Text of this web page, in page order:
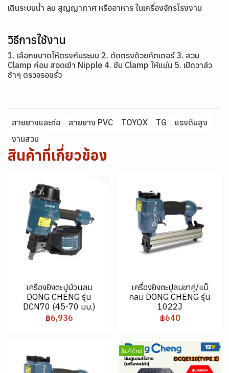
เดินระบบน้ำ ลม สุญญากาศ หรืออาหาร ในเครื่องจักรโรงงาน
วิธีการใช้งาน
1. เลือกขนาดให้ตรงกับระบบ 2. ตัดตรงด้วยคัตเตอร์ 3. สวม
Clamp ก่อน สอดเข้า Nipple 4. ขัน Clamp ให้แน่น 5. เปิดวาล์ว
ช้าๆ ตรวจรอยรั่ว
สายยางและท่อ สายยาง PVC TOYOX TG
แรงดันสูง
งานสวน
สินค้าที่เกี่ยวข้อง
เครื่องยิงตะปูม้วนลม
DONG CHENG รุ่น
DCN70 (45-70 มม.)
฿6,936
เครื่องยิงตะปูลมขาคู่/แม็
กลม DONG CHENG รุ่น
1022J
฿640
สินค้าใหม่